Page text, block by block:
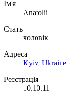
Ім'я
Anatolii
Стать
чоловік
Адреса
Kyiv, Ukraine
Реєстрація
10.10.11